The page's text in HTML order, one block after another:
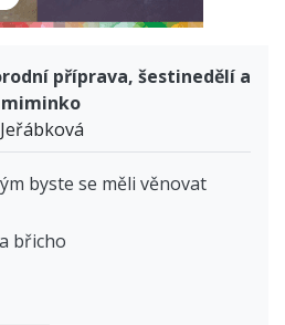
příprava, šestinedělí a
miminko
byste se měli věnovat
břicho